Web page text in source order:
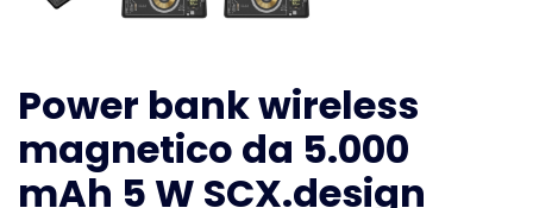
Power bank wireless
magnetico da 5.000
mAh 5 W SCX.design